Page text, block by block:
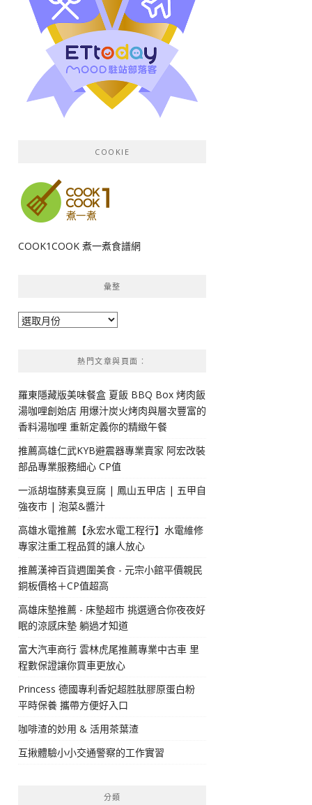
COOKIE
COOK1COOK 煮一煮食譜網
彙整
彙
熱門文章與頁面︰
羅東隱藏版美味餐盒 夏飯 BBQ Box 烤肉飯
湯咖哩創始店 用爆汁炭火烤肉與層次豐富的
香料湯咖哩 重新定義你的精緻午餐
推薦高雄仁武KYB避震器專業賣家 阿宏改裝
部品專業服務細心 CP值
一派胡塩酵素臭豆腐 | 鳳山五甲店 | 五甲自
強夜市 | 泡菜&醬汁
高雄水電推薦【永宏水電工程行】水電維修
專家注重工程品質的讓人放心
推薦漢神百貨週圍美食 - 元宗小館平價親民
銅板價格＋CP值超高
高雄床墊推薦 - 床墊超市 挑選適合你夜夜好
眠的涼感床墊 躺過才知道
富大汽車商行 雲林虎尾推薦專業中古車 里
程數保證讓你買車更放心
Princess 德國專利香妃超胜肽膠原蛋白粉
平時保養 攜帶方便好入口
咖啡渣的妙用 & 活用茶葉渣
互揪體驗小小交通警察的工作實習
分類